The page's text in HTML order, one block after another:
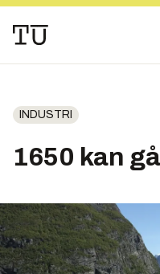
INDUSTRI
1650 kan